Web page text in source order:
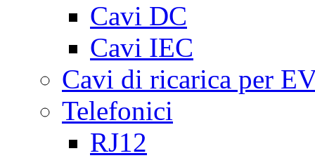
Cavi DC
Cavi IEC
Cavi di ricarica per
Telefonici
RJ12